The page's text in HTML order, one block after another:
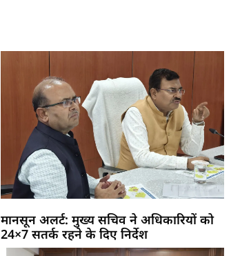
मानसून अलर्ट: मुख्य सचिव ने अधिकारियों को
24×7 सतर्क रहने के दिए निर्देश